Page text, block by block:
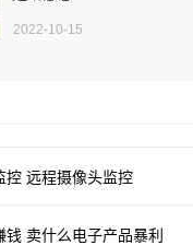
2022-10-15
控 远程摄像头监控
卖什么电子产品暴利